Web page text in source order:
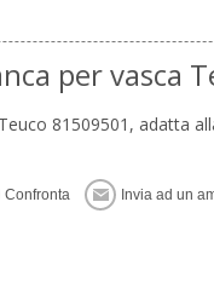
per vasca
81509501, adatta